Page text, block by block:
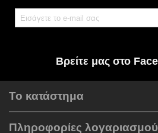
Βρείτε μας στο
Το κατάστημα
Πληροφορίες λογαριασμού